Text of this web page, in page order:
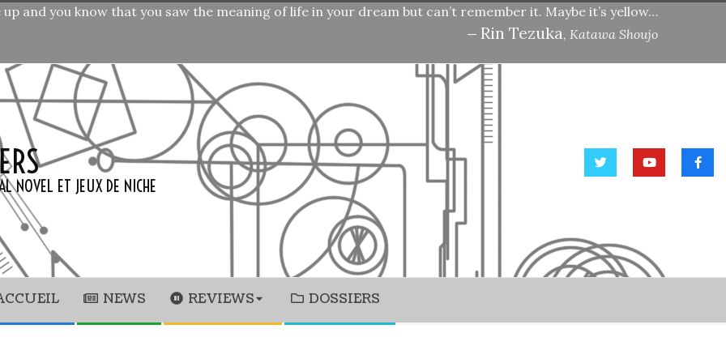
and you know that you saw the meaning of life in your dream but can’t remember it. Maybe it’s yellow…
— Rin Tezuka, Katawa Shoujo
NOVEL ET JEUX DE NICHE
NEWS REVIEWS DOSSIERS